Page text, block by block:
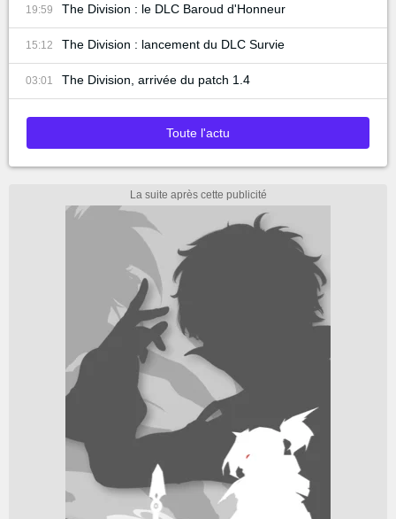
19:59 The Division : le DLC Baroud d'Honneur
15:12 The Division : lancement du DLC Survie
03:01 The Division, arrivée du patch 1.4
Toute l'actu